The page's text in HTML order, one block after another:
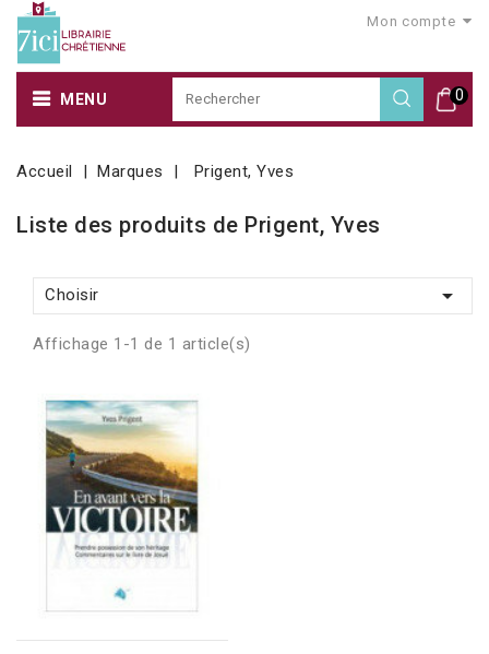
Mon compte
0
MENU
Accueil Marques Prigent, Yves
Liste des produits de Prigent, Yves
Choisir 
Affichage 1-1 de 1 article(s)